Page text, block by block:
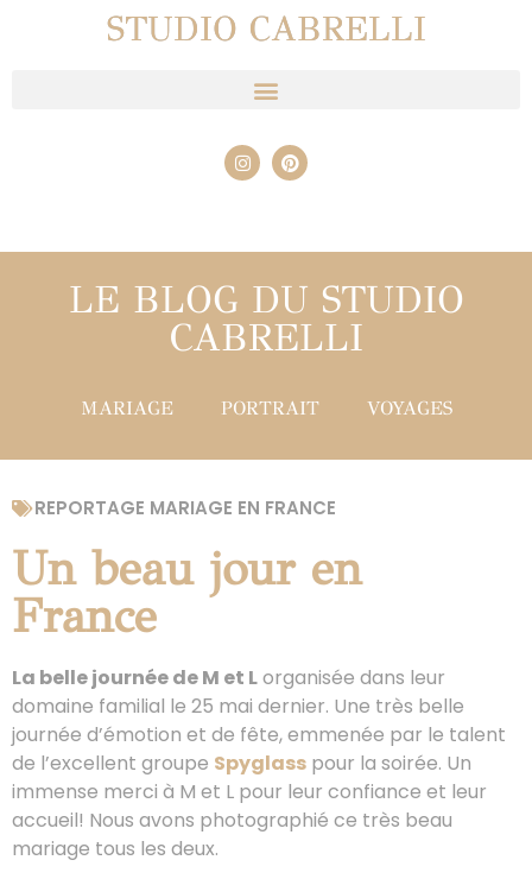
STUDIO CABRELLI
LE BLOG DU STUDIO
CABRELLI
MARIAGE PORTRAIT VOYAGES
REPORTAGE MARIAGE EN FRANCE
Un beau jour en
France
La belle journée de M et Lorganisée dans leur
domaine familial le 25 mai dernier. Une très belle
journée d’émotion et de fête, emmenée par le talent
de l’excellent groupe Spyglass pour la soirée. Un
immense merci à M et L pour leur confiance et leur
accueil! Nous avons photographié ce très beau
mariage tous les deux.